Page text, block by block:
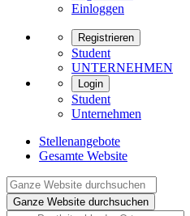
Einloggen
Registrieren
Student
UNTERNEHMEN
Login
Student
Unternehmen
Stellenangebote
Gesamte Website